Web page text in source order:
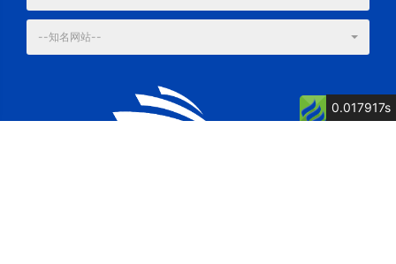
--知名网站--
0.017917s